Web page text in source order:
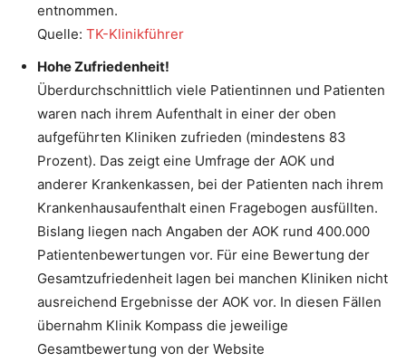
entnommen.
Quelle: TK-Klinikführer
Hohe Zufriedenheit!
Überdurchschnittlich viele Patientinnen und Patienten
waren nach ihrem Aufenthalt in einer der oben
aufgeführten Kliniken zufrieden (mindestens 83
Prozent). Das zeigt eine Umfrage der AOK und
anderer Krankenkassen, bei der Patienten nach ihrem
Krankenhausaufenthalt einen Fragebogen ausfüllten.
Bislang liegen nach Angaben der AOK rund 400.000
Patientenbewertungen vor. Für eine Bewertung der
Gesamtzufriedenheit lagen bei manchen Kliniken nicht
ausreichend Ergebnisse der AOK vor. In diesen Fällen
übernahm Klinik Kompass die jeweilige
Gesamtbewertung von der Website